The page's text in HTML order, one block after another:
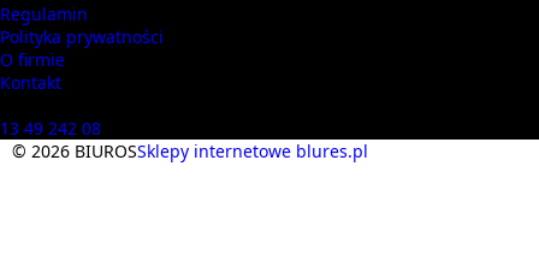
Regulamin
Polityka prywatności
O firmie
Kontakt
13 49 242 08
© 2026 BIUROSSklepy internetowe blures.pl